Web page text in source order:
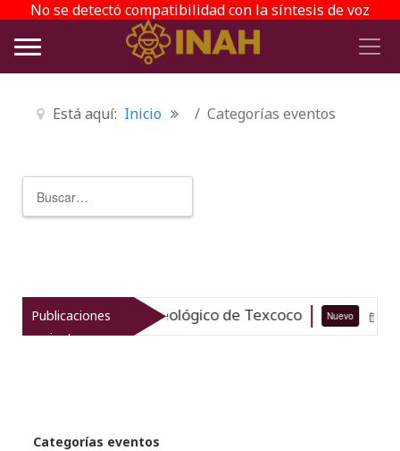
No se detectó compatibilidad con la síntesis de voz
Está aquí: Inicio Categorías eventos
Publicaciones
recientes
el patrimonio arqueológico de Texcoco Nuevo
Categorías eventos